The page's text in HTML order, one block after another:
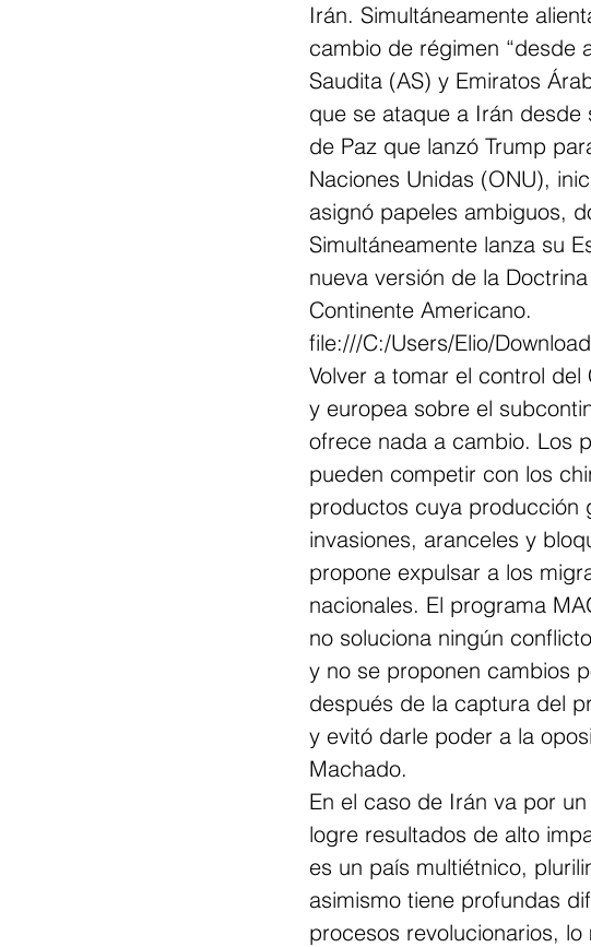
Irán. Simultáneamente
cambio de régimen “desde
Saudita (AS) y Emiratos
que se ataque a Irán
de Paz que lanzó Trump
Naciones Unidas (ONU),
asignó papeles ambiguos,
Simultáneamente lanza su
nueva versión de la
Continente Americano.
file:///C:/Users/Elio/
Volver a tomar el control
y europea sobre el
ofrece nada a cambio. Los
pueden competir con los
productos cuya producción
invasiones, aranceles y
propone expulsar a los
nacionales. El programa
no soluciona ningún
y no se proponen cambios
después de la captura del
y evitó darle poder a la
Machado.
En el caso de Irán va por
logre resultados de alto
es un país multiétnico,
asimismo tiene profundas
procesos revolucionarios,